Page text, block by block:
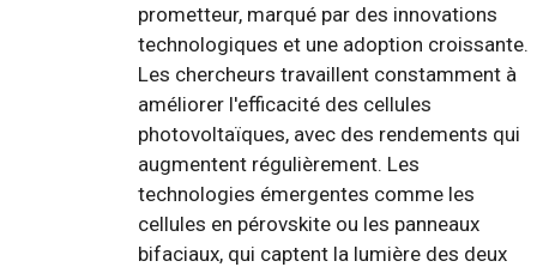
prometteur, marqué par des innovations
technologiques et une adoption croissante.
Les chercheurs travaillent constamment à
améliorer l'efficacité des cellules
photovoltaïques, avec des rendements qui
augmentent régulièrement. Les
technologies émergentes comme les
cellules en pérovskite ou les panneaux
bifaciaux, qui captent la lumière des deux